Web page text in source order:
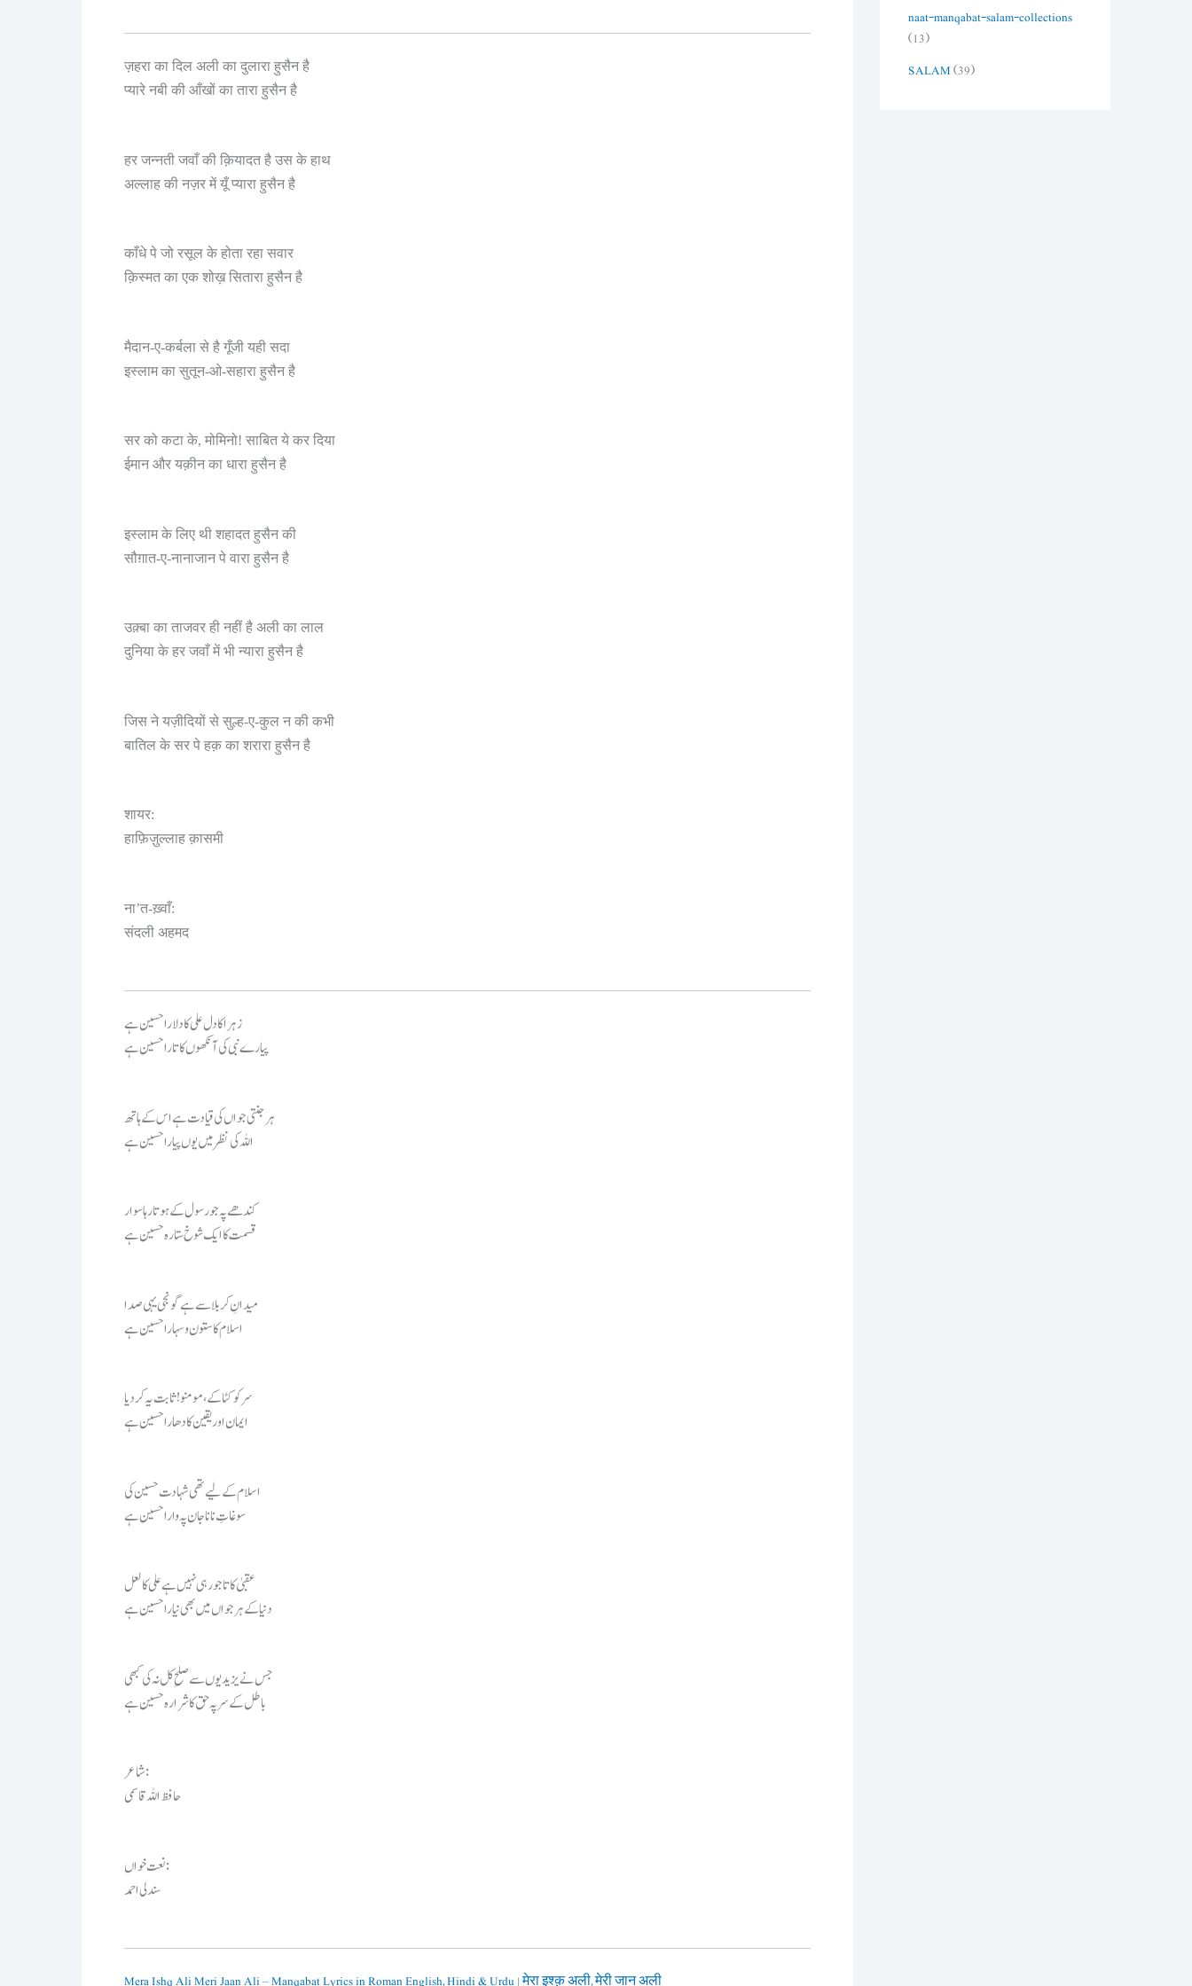
ज़हरा का दिल अली का दुलारा हुसैन है
प्यारे नबी की आँखों का तारा हुसैनहै
हर जन्नती जवाँ की क़ियादत है उस के हाथ
अल्लाह की नज़र में यूँ प्यारा हुसैन है
काँधे पे जो रसूल के होता रहा सवार
क़िस्मत का एक शोख़ सितारा हुसैन है
मैदान-ए-कर्बला से है गूँजी यही सदा
इस्लाम का सुतून-ओ-सहारा हुसैन है
सर को कटा के, मोमिनो! साबित ये कर दिया
ईमान और यक़ीन का धारा हुसैन है
इस्लाम के लिए थी शहादत हुसैन की
सौग़ात-ए-नानाजान पे वारा हुसैन है
उक़्बा का ताजवर ही नहीं है अली का लाल
दुनिया के हर जवाँ में भी न्यारा हुसैन है
जिस ने यज़ीदियों से सुल्ह-ए-कुल न की कभी
बातिल के सर पे हक़ का शरारा हुसैन है
शायर:
हाफ़िज़ुल्लाह क़ासमी
ना’त-ख़्वाँ:
संदली अहमद
زہرا کا دل علی کا دلارا حسین ہے
پیارے نبی کی آنکھوں کا تارا حسین ہے
ہر جنتی جواں کی قیادت ہے اس کے ہاتھ
اللہ کی نظر میں یوں پیارا حسین ہے
کندھے پہ جو رسول کے ہوتا رہا سوار
قسمت کا ایک شوخ ستارہ حسین ہے
میدانِ کربلا سے ہے گونجی یہی صدا
اسلام کا ستون و سہارا حسین ہے
سر کو کٹا کے، مومنو! ثابت یہ کر دیا
ایمان اور یقین کا دھارا حسین ہے
اسلام کے لیے تھی شہادت حسین کی
سوغاتِ ناناجان پہ وارا حسین ہے
عقبیٰ کا تاجور ہی نہیں ہے علی کا لعل
دنیا کے ہر جواں میں بھی نیارا حسین ہے
جس نے یزیدیوں سے صلحِ کل نہ کی کبھی
باطل کے سر پہ حق کا شرارہ حسین ہے
شاعر:
حافظ اللہ قاسمی
نعت خواں:
سندلی احمد
Mera Ishq Ali Meri Jaan Ali – Manqabat Lyrics in Roman English, Hindi & Urdu | मेरा इश्क़ अली, मेरी जान अली
naat-manqabat-salam-collections
(13)
SALAM(39)